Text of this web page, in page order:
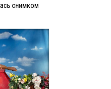
снимком